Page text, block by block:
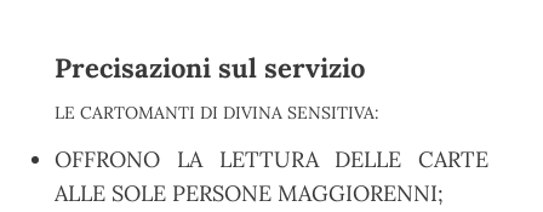
Precisazioni sul servizio
LE CARTOMANTI DI DIVINA SENSITIVA:
OFFRONO LA LETTURA DELLE CARTE
ALLE SOLE PERSONE MAGGIORENNI;